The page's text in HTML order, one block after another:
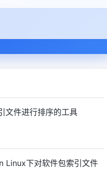
文件进行排序的工具
Linux下对软件包索引文件